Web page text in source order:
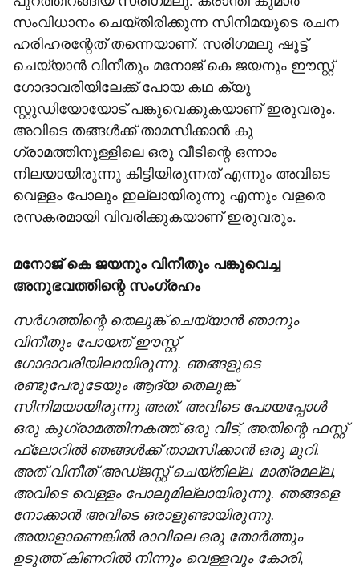
സംവിധാനം ചെയ്തിരിക്കുന്ന സിനിമയുടെ രചന
ഹരിഹരന്റേത് തന്നെയാണ്. സരി​ഗമലു ഷൂട്ട്
ചെയ്യാൻ വിനീതും മനോജ് കെ ജയനും ഈസ്റ്റ് ​
ഗോദാവരിയിലേക്ക് പോയ കഥ ക്യു
സ്റ്റുഡിയോയോട് പങ്കുവെക്കുകയാണ് ഇരുവരും.
അവിടെ തങ്ങൾക്ക് താമസിക്കാൻ കു​
ഗ്രാമത്തിനുള്ളിലെ ഒരു വീടിന്റെ ഒന്നാം
നിലയായിരുന്നു കിട്ടിയിരുന്നത് എന്നും അവിടെ
വെള്ളം പോലും ഇല്ലായിരുന്നു എന്നും വളരെ
രസകരമായി വിവരിക്കുകയാണ് ഇരുവരും.
മനോജ് കെ ജയനും വിനീതും പങ്കുവെച്ച
അനുഭവത്തിന്റെ സം​ഗ്രഹം
സർ​ഗത്തിന്റെ തെലുങ്ക് ചെയ്യാൻ ഞാനും
വിനീതും പോയത് ഈസ്റ്റ് ​
ഗോദാവരിയിലായിരുന്നു. ഞങ്ങളുടെ
രണ്ടുപേരുടേയും ആദ്യ തെലുങ്ക്
സിനിമയായിരുന്നു അത്. അവിടെ പോയപ്പോൾ
ഒരു കു​ഗ്രാമത്തിനകത്ത് ഒരു വീട്, അതിന്റെ ഫസ്റ്റ്
ഫ്ലോറിൽ ഞങ്ങൾക്ക് താമസിക്കാൻ ഒരു മുറി.
അത് വിനീത് അഡ്ജസ്റ്റ് ചെയ്തില്ല. മാത്രമല്ല,
അവിടെ വെള്ളം പോലുമില്ലായിരുന്നു. ഞങ്ങളെ
നോക്കാൻ അവിടെ ഒരാളുണ്ടായിരുന്നു.
അയാളാണെങ്കിൽ രാവിലെ ഒരു തോർത്തും
ഉടുത്ത് കിണറിൽ നിന്നും വെള്ളവും കോരി,